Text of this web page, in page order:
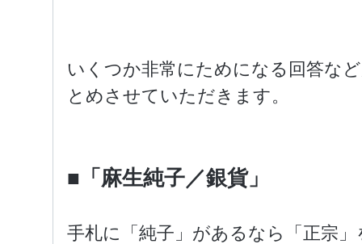
いくつか非常にためになる回答な
とめさせていただきます。
■「麻生純子／銀貨」
手札に「純子」があるなら「正宗